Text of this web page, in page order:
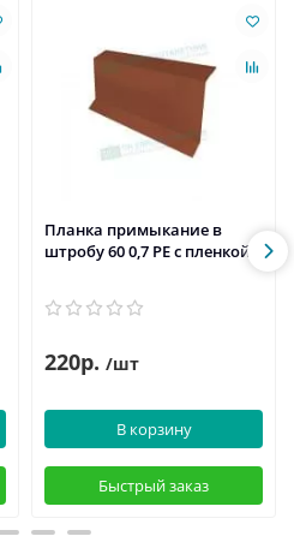
Планка примыкание в
штробу 60 0,7 PE с пленкой
220р. /шт
В корзину
Быстрый заказ